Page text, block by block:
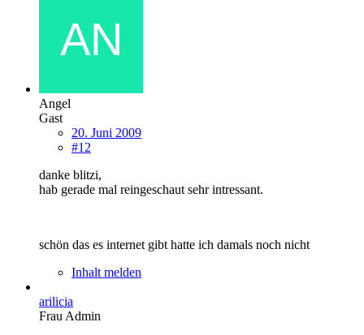
Angel
Gast
20. Juni 2009
#12
danke blitzi,
hab gerade mal reingeschaut sehr intressant.
schön das es internet gibt hatte ich damals noch nicht
Inhalt melden
arilicia
Frau Admin